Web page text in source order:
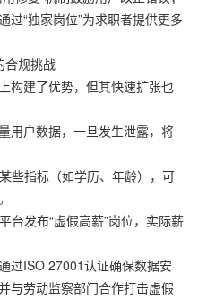
过“独家岗位”为求职者提供更多
合规挑战
构建了优势，但其快速扩张也
用户数据，一旦发生泄露，将
些指标（如学历、年龄），可
台发布“虚假高薪”岗位，实际薪
过ISO 27001认证确保数据安
与劳动监察部门合作打击虚假